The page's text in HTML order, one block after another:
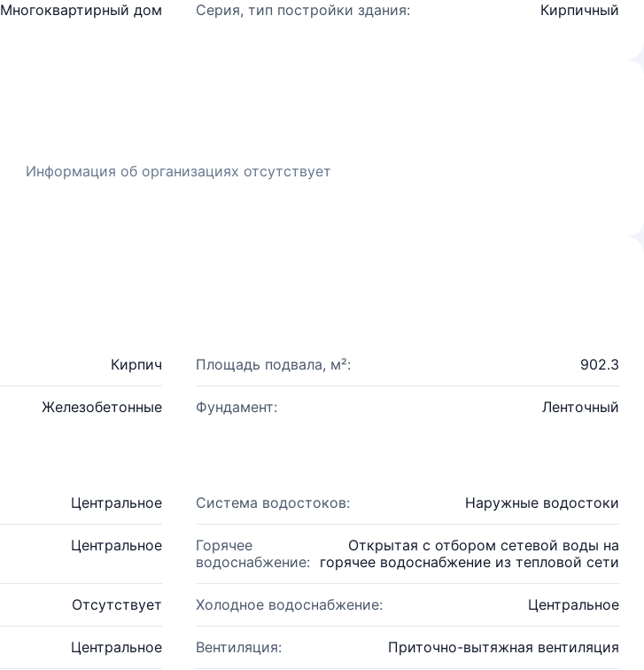
Многоквартирный дом Серия, тип постройки здания: Кирпичный
Информация об организациях отсутствует
Кирпич Площадь подвала, м²: 902.3
Железобетонные Фундамент: Ленточный
Центральное Система водостоков: Наружные водостоки
Центральное
Горячее
водоснабжение:
Открытая с отбором сетевой воды на
горячее водоснабжение из тепловой сети
Отсутствует Холодное водоснабжение: Центральное
Центральное Вентиляция: Приточно-вытяжная вентиляция